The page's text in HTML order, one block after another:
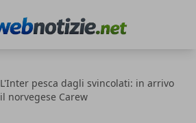
L'Inter pesca dagli svincolati: in arrivo
il norvegese Carew